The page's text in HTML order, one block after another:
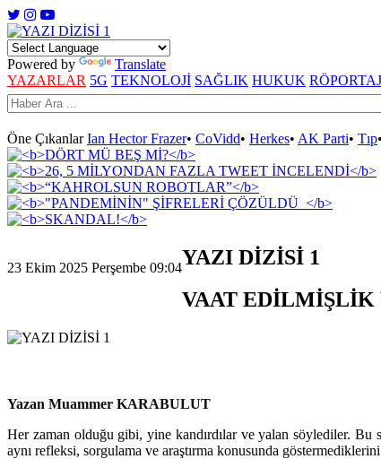
Powered by
Translate
YAZARLAR 5G TEKNOLOJİ SAĞLIK HUKUK RÖPORTAJ
Öne Çıkanlar Ian Hector Frazer• CoVidd• Herkes• AK Parti• Tıp•
23 Ekim 2025 Perşembe 09:04YAZI DİZİSİ 1
VAAT
Yazan Muammer KARABULUT
Her zaman olduğu gibi, yine kandırdılar ve yalan söylediler. Bu
aynı refleksi, sorgulama ve araştırma konusunda